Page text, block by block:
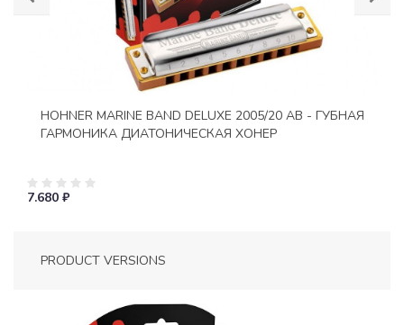
HOHNER MARINE BAND DELUXE 2005/20 AB - ГУБНАЯ
ГАРМОНИКА ДИАТОНИЧЕСКАЯ ХОНЕР
7.680 ₽
PRODUCT VERSIONS